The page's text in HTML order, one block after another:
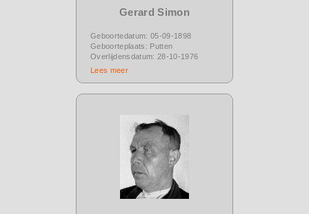
Gerard Simon
Geboortedatum: 05-09-1898
Geboorteplaats: Putten
Overlijdensdatum: 28-10-1976
Lees meer